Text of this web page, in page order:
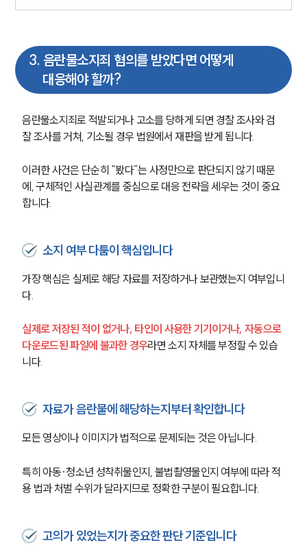
3. 음란물소지죄 혐의를 받았다면 어떻게
대응해야 할까?
음란물소지죄로 적발되거나 고소를 당하게 되면 경찰 조사와 검
찰 조사를 거쳐, 기소될 경우 법원에서 재판을 받게 됩니다.
이러한 사건은 단순히 “봤다”는 사정만으로 판단되지 않기 때문
에, 구체적인 사실관계를 중심으로 대응 전략을 세우는 것이 중요
합니다.
소지 여부 다툼이 핵심입니다
가장 핵심은 실제로 해당 자료를 저장하거나 보관했는지 여부입니
다.
실제로 저장된 적이 없거나, 타인이 사용한 기기이거나, 자동으로
다운로드된 파일에 불과한 경우라면 소지 자체를 부정할 수 있습
니다.
자료가 음란물에 해당하는지부터 확인합니다
모든 영상이나 이미지가 법적으로 문제되는 것은 아닙니다.
특히 아동·청소년 성착취물인지, 불법촬영물인지 여부에 따라 적
용 법과 처벌 수위가 달라지므로 정확한 구분이 필요합니다.
고의가 있었는지가 중요한 판단 기준입니다